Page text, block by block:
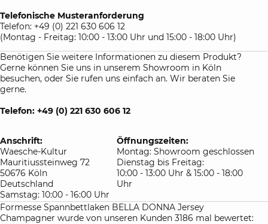
Telefonische Musteranforderung
Telefon: +49 (0) 221 630 606 12
(Montag - Freitag: 10:00 - 13:00 Uhr und 15:00 - 18:00 Uhr)
Benötigen Sie weitere Informationen zu diesem Produkt?
Gerne können Sie uns in unserem Showroom in Köln
besuchen, oder Sie rufen uns einfach an. Wir beraten Sie
gerne.
Telefon: +49 (0) 221 630 606 12
Anschrift:
Waesche-Kultur
Mauritiussteinweg 72
50676 Köln
Deutschland
Öffnungszeiten:
Montag: Showroom geschlossen
Dienstag bis Freitag:
10:00 - 13:00 Uhr & 15:00 - 18:00
Uhr
Samstag: 10:00 - 16:00 Uhr
Formesse Spannbettlaken BELLA DONNA Jersey
Champagner wurde von unseren Kunden 3186 mal bewertet: